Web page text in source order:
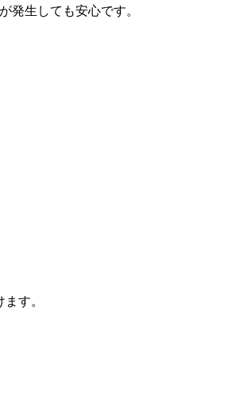
発生しても安心です。
す。